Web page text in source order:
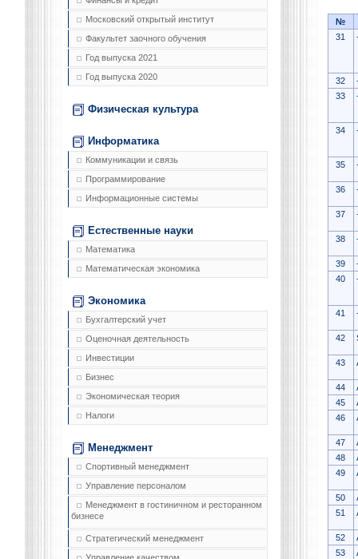
Московский открытый институт
Факультет заочного обучения
Год выпуска 2021
Год выпуска 2020
Физическая культура
Информатика
Коммуникации и связь
Программирование
Информационные системы
Естественные науки
Математика
Математическая экономика
Экономика
Бухгалтерский учет
Оценочная деятельность
Инвестиции
Бизнес
Экономическая теория
Налоги
Менеджмент
Спортивный менеджмент
Управление персоналом
Менеджмент в гостиничном и ресторанном
бизнесе
Стратегический менеджмент
№
31
32
33
34
35
36
37
38
39
40
41
42
43
44
45
46
47
48
49
50
51
52
53